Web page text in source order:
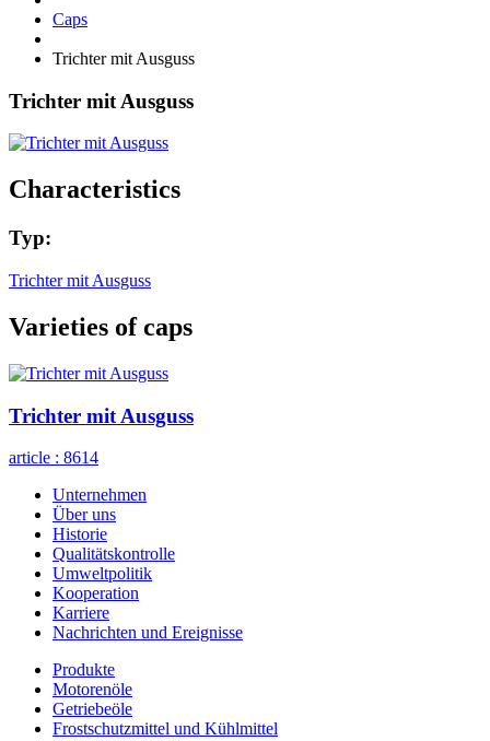
Caps
Trichter mit Ausguss
Trichter mit Ausguss
Сharacteristics
Typ:
Trichter mit Ausguss
Varieties of caps
Trichter mit Ausguss
article : 8614
Unternehmen
Über uns
Historie
Qualitätskontrolle
Umweltpolitik
Kooperation
Karriere
Nachrichten und Ereignisse
Produkte
Motorenöle
Getriebeöle
Frostschutzmittel und Kühlmittel